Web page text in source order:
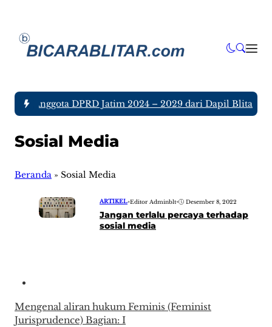
tujuh Anggota DPRD Jatim 2024 – 2029 dari Dapil Blitar
Sosial Media
Beranda » Sosial Media
ARTIKEL•Editor Adminblt• Desember 8, 2022
Jangan terlalu percaya terhadap
sosial media
Mengenal aliran hukum Feminis (Feminist
Jurisprudence) Bagian: I